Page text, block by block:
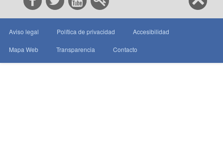
Aviso legal Política de privacidad Accesibilidad
Mapa Web Transparencia Contacto